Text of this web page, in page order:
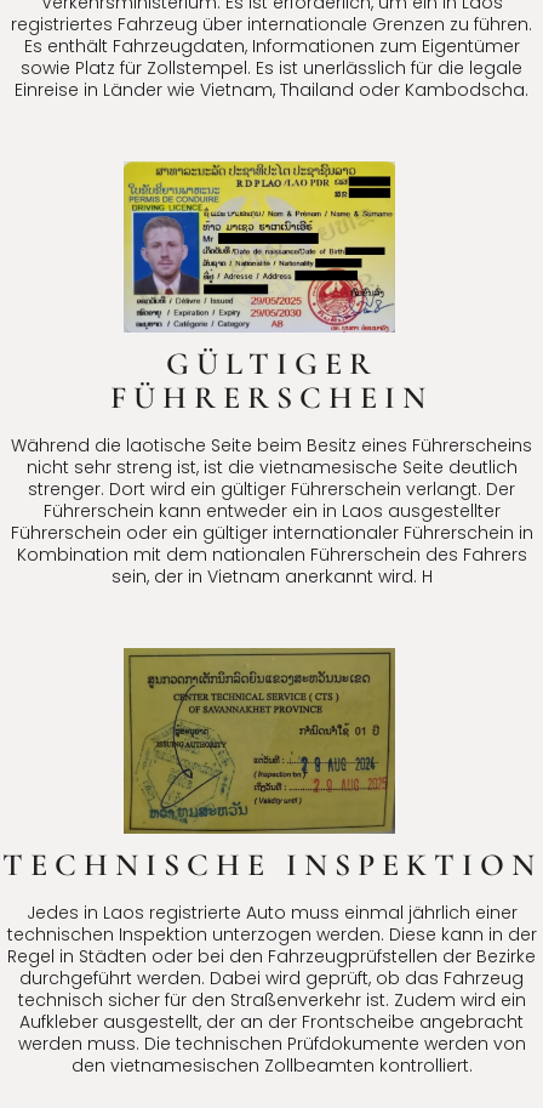
registriertes Fahrzeug über internationale Grenzen zu führen.
Es enthält Fahrzeugdaten, Informationen zum Eigentümer
sowie Platz für Zollstempel. Es ist unerlässlich für die legale
Einreise in Länder wie Vietnam, Thailand oder Kambodscha.
GÜLTIGER
FÜHRERSCHEIN
Während die laotische Seite beim Besitz eines Führerscheins
nicht sehr streng ist, ist die vietnamesische Seite deutlich
strenger. Dort wird ein gültiger Führerschein verlangt. Der
Führerschein kann entweder ein in Laos ausgestellter
Führerschein oder ein gültiger internationaler Führerschein in
Kombination mit dem nationalen Führerschein des Fahrers
sein, der in Vietnam anerkannt wird. H
TECHNISCHE INSPEKTION
Jedes in Laos registrierte Auto muss einmal jährlich einer
technischen Inspektion unterzogen werden. Diese kann in der
Regel in Städten oder bei den Fahrzeugprüfstellen der Bezirke
durchgeführt werden. Dabei wird geprüft, ob das Fahrzeug
technisch sicher für den Straßenverkehr ist. Zudem wird ein
Aufkleber ausgestellt, der an der Frontscheibe angebracht
werden muss. Die technischen Prüfdokumente werden von
den vietnamesischen Zollbeamten kontrolliert.